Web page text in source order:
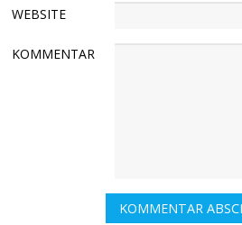
WEBSITE
KOMMENTAR